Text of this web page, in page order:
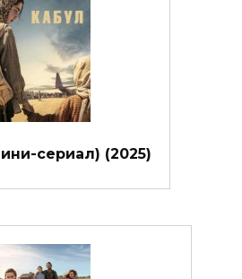
сериал) (2025)